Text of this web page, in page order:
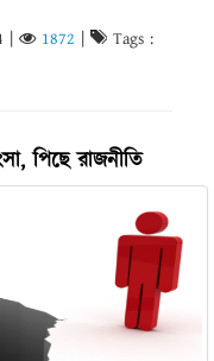
1872 Tags :
পিছে রাজনীতি